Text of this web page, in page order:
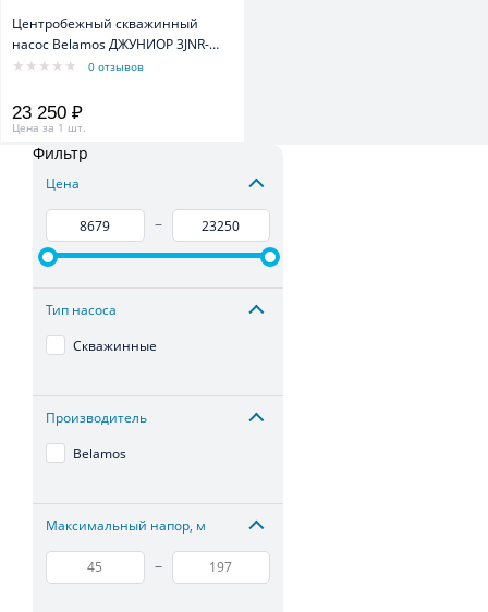
Центробежный скважинный
насос Belamos ДЖУНИОР 3JNR-
200/3, кабель 15 м
0 отзывов
23 250 ₽
Цена за 1 шт.
Фильтр
Цена
–
Тип насоса
Скважинные
Производитель
Belamos
Максимальный напор, м
–